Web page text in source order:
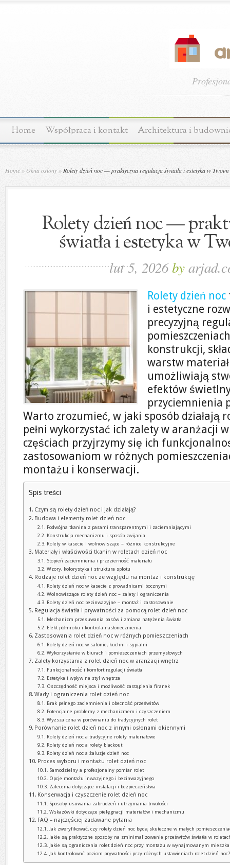
Home Współpraca i kontakt Architektura i
Home »Okna osłony » Rolety dzień noc — praktyczna regulacja światła i estetyka w
Rolety dzień noc —
światła i estetyka w
lut 5, 2026by
Rolety dzień noc
i estetyczne
precyzyjną
konstrukcji,
warstw
umożliwiają
efektów
przyciemnienia
Warto zrozumieć, w jaki sposób działają
pełni wykorzystać ich zalety w aranżacji
częściach przyjrzymy się ich
zastosowaniom w różnych
montażu i konserwacji.
Spis treści
Czym są rolety dzień noc i jak działają?
Budowa i elementy rolet dzień noc
Podwójna tkanina z pasami transparentnymi i zaciemniającymi
Konstrukcja mechanizmu i sposób zwijania
Rolety w kasecie i wolnowiszące – różnice konstrukcyjne
Materiały i właściwości tkanin w roletach dzień noc
Stopień zaciemnienia i przezierność materiału
Wzory, kolorystyka i struktura splotu
Rodzaje rolet dzień noc ze względu na montaż i konstrukcję
Rolety dzień noc w kasecie z prowadnicami bocznymi
Wolnowiszące rolety dzień noc – zalety i ograniczenia
Rolety dzień noc bezinwazyjne – montaż i zastosowanie
Regulacja światła i prywatności za pomocą rolet dzień noc
Mechanizm przesuwania pasów i zmiana natężenia światła
Efekt półmroku i kontrola nasłonecznienia
Zastosowania rolet dzień noc w różnych pomieszczeniach
Rolety dzień noc w salonie, kuchni i sypialni
Wykorzystanie w biurach i pomieszczeniach przemysłowych
Zalety korzystania z rolet dzień noc w aranżacji wnętrz
Funkcjonalność i komfort regulacji światła
Estetyka i wpływ na styl wnętrza
Oszczędność miejsca i możliwość zastąpienia firanek
Wady i ograniczenia rolet dzień noc
Brak pełnego zaciemnienia i obecność prześwitów
Potencjalne problemy z mechanizmem i czyszczeniem
Wyższa cena w porównaniu do tradycyjnych rolet
Porównanie rolet dzień noc z innymi osłonami okiennymi
Rolety dzień noc a tradycyjne rolety materiałowe
Rolety dzień noc a rolety blackout
Rolety dzień noc a żaluzje dzień noc
Proces wyboru i montażu rolet dzień noc
Samodzielny a profesjonalny pomiar rolet
Opcje montażu inwazyjnego i bezinwazyjnego
Zalecenia dotyczące instalacji i bezpieczeństwa
Konserwacja i czyszczenie rolet dzień noc
Sposoby usuwania zabrudzeń i utrzymania trwałości
Wskazówki dotyczące pielęgnacji materiałów i mechanizmu
FAQ – najczęściej zadawane pytania
Jak zweryfikować, czy rolety dzień noc będą skuteczne w małych
Jakie są praktyczne sposoby na zminimalizowanie prześwitów światła w
Jakie są ograniczenia rolet dzień noc przy montażu w wynajmowanym
Jak kontrolować poziom prywatności przy różnych ustawieniach rolet dzień noc?